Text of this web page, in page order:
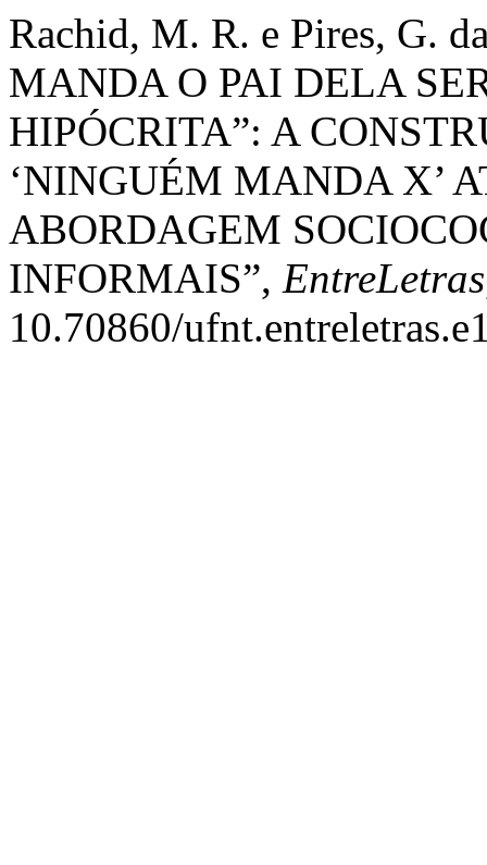
Rachid, M. R. e Pires, G.
MANDA O PAI DELA
HIPÓCRITA”: A
‘NINGUÉM MANDA X’
ABORDAGEM
INFORMAIS”, EntreLetras
10.70860/